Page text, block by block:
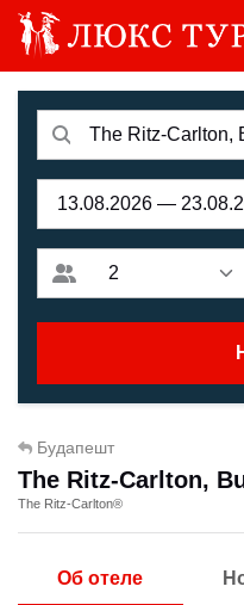
Будапешт
The Ritz-Carlton,
The Ritz-Carlton®
Об отеле